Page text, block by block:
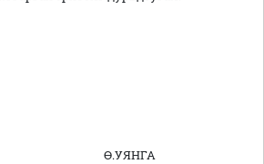
Ө.УЯНГА